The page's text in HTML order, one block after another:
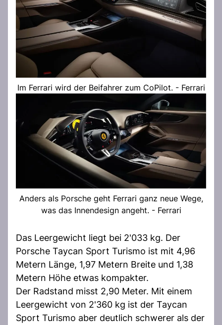
Im Ferrari wird der Beifahrer zum CoPilot. - Ferrari
Anders als Porsche geht Ferrari ganz neue Wege,
was das Innendesign angeht. - Ferrari
Das Leergewicht liegt bei 2'033 kg. Der
Porsche Taycan Sport Turismo ist mit 4,96
Metern Länge, 1,97 Metern Breite und 1,38
Metern Höhe etwas kompakter.
Der Radstand misst 2,90 Meter. Mit einem
Leergewicht von 2'360 kg ist der Taycan
Sport Turismo aber deutlich schwerer als der